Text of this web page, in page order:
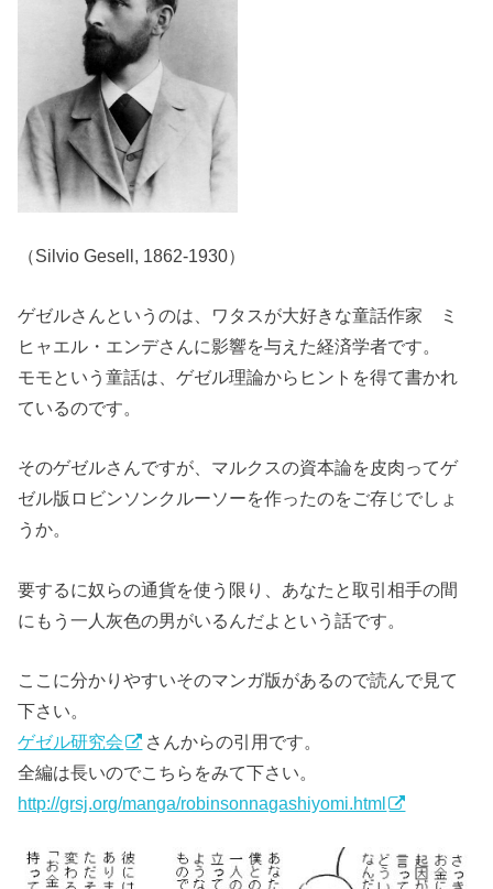
（Silvio Gesell, 1862-1930）
ゲゼルさんというのは、ワタスが大好きな童話作家 ミ
ヒャエル・エンデさんに影響を与えた経済学者です。
モモという童話は、ゲゼル理論からヒントを得て書かれ
ているのです。
そのゲゼルさんですが、マルクスの資本論を皮肉ってゲ
ゼル版ロビンソンクルーソーを作ったのをご存じでしょ
うか。
要するに奴らの通貨を使う限り、あなたと取引相手の間
にもう一人灰色の男がいるんだよという話です。
ここに分かりやすいそのマンガ版があるので読んで見て
下さい。
ゲゼル研究会
さんからの引用です。
全編は長いのでこちらをみて下さい。
http://grsj.org/manga/robinsonnagashiyomi.html